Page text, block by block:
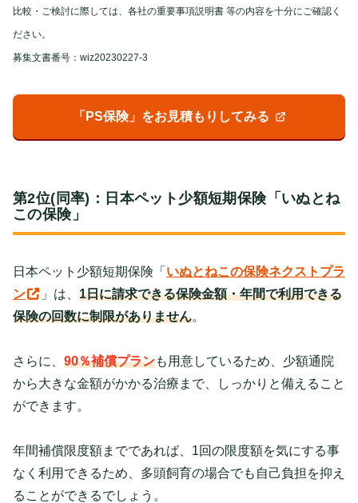
比較・ご検討に際しては、各社の重要事項説明書 等の内容を十分にご確認く
ださい。
募集文書番号：wiz20230227-3
「PS保険」をお見積もりしてみる
第2位(同率)：日本ペット少額短期保険「いぬとね
この保険」
日本ペット少額短期保険「 いぬとねこの保険ネクストプラ
ン
」は、 1日に請求できる保険金額・年間で利用できる
保険の回数に制限がありません。
さらに、 90％補償プランも用意しているため、少額通院
から大きな金額がかかる治療まで、しっかりと備えること
ができます。
年間補償限度額までであれば、1回の限度額を気にする事
なく利用できるため、多頭飼育の場合でも自己負担を抑え
ることができるでしょう。